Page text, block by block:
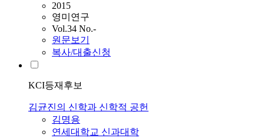
2015
영미연구
Vol.34 No.-
원문보기
복사/대출신청
KCI등재후보
김균진의 신학과 신학적 공헌
김명용
연세대학교 신과대학